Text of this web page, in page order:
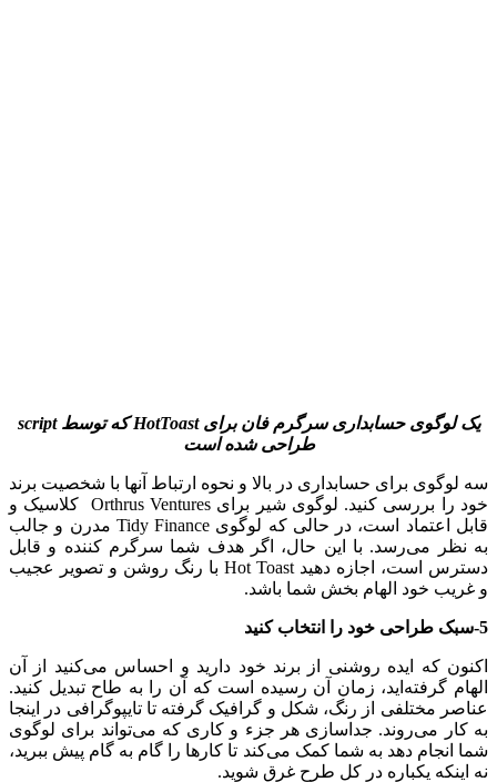
یک لوگوی حسابداری سرگرم فان برای HotToast که توسط script
طراحی شده است
سه لوگوی برای حسابداری در بالا و نحوه ارتباط آنها با شخصیت برند
خود را بررسی کنید. لوگوی شیر برای Orthrus Ventures کلاسیک و
قابل اعتماد است، در حالی که لوگوی Tidy Finance مدرن و جالب
به نظر می‌رسد. با این حال، اگر هدف شما سرگرم کننده و قابل
دسترس است، اجازه دهید Hot Toast با رنگ روشن و تصویر عجیب
و غریب خود الهام بخش شما باشد.
5-سبک طراحی خود را انتخاب کنید
اکنون که ایده روشنی از برند خود دارید و احساس می‌کنید از آن
الهام گرفته‌اید، زمان آن رسیده است که آن را به طاح تبدیل کنید.
عناصر مختلفی از رنگ، شکل و گرافیک گرفته تا تایپوگرافی در اینجا
به کار می‌روند. جداسازی هر جزء و کاری که می‌تواند برای لوگوی
شما انجام دهد به شما کمک می‌کند تا کارها را گام به گام پیش ببرید،
نه اینکه یکباره در کل طرح غرق شوید.